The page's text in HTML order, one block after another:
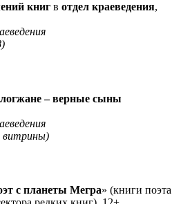
книг в отдел краеведения,
– верные сыны
витрины)
с планеты Мегра» (книги поэта